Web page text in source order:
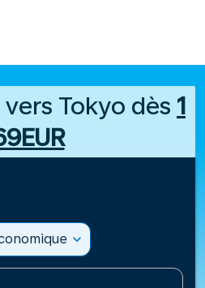
Tokyo dès 1
expand_more